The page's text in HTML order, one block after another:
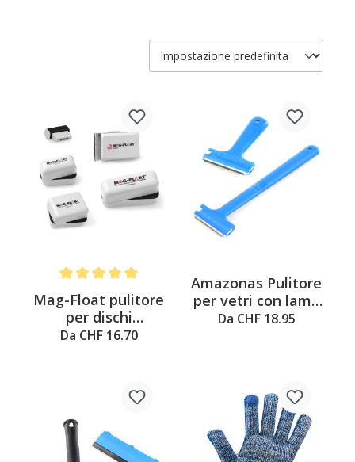
Average rating of 5 out of 5 stars
Mag-Float pulitore
per dischi
magnetici
Da CHF 16.70
Amazonas Pulitore
per vetri con lama
Handy
Da CHF 18.95